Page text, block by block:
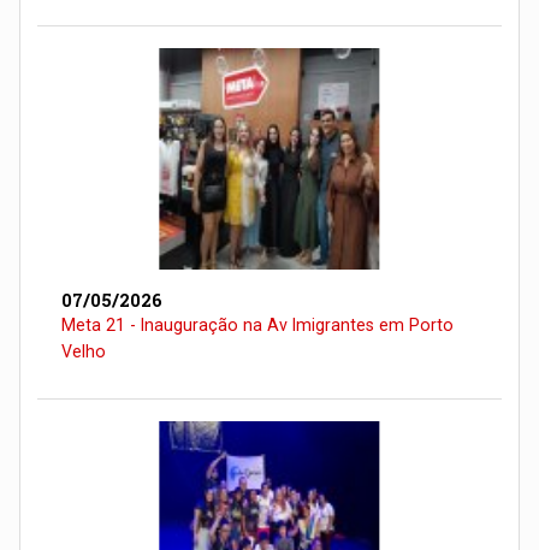
07/05/2026
Meta 21 - Inauguração na Av Imigrantes em Porto
Velho